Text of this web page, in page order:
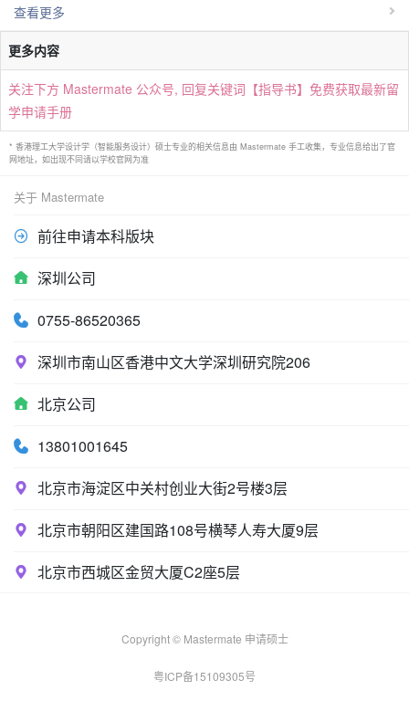
查看更多
更多内容
关注下方 Mastermate 公众号, 回复关键词【指导书】免费获取最新留
学申请手册
* 香港理工大学设计学（智能服务设计）硕士专业的相关信息由 Mastermate 手工收集，专业信息给出了官
网地址，如出现不同请以学校官网为准
关于 Mastermate
前往申请本科版块
深圳公司
0755-86520365
深圳市南山区香港中文大学深圳研究院206
北京公司
13801001645
北京市海淀区中关村创业大街2号楼3层
北京市朝阳区建国路108号横琴人寿大厦9层
北京市西城区金贸大厦C2座5层
Copyright © Mastermate 申请硕士
粤ICP备15109305号